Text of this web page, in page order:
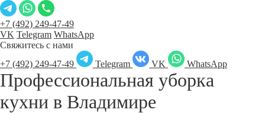
+7 (492) 249-47-49
VK Telegram WhatsApp
Свяжитесь с нами
+7 (492) 249-47-49
Telegram VK WhatsApp
Профессиональная уборка
кухни в Владимире